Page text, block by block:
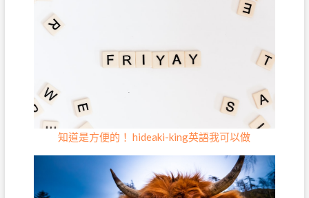
知道是方便的！ hideaki-king英語我可以做